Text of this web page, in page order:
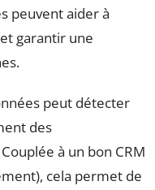
peuvent aider à
garantir une
peut détecter
des
à un bon CRM
cela permet de